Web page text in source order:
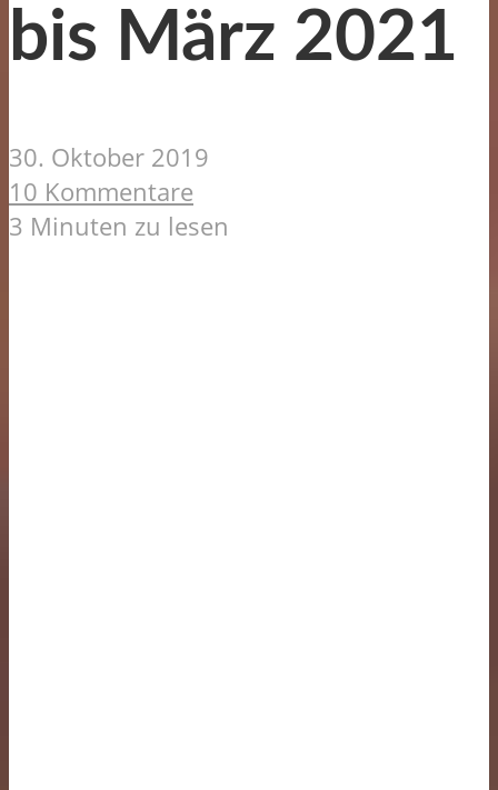
bis März 2021
30. Oktober 2019
10 Kommentare
3 Minuten zu lesen